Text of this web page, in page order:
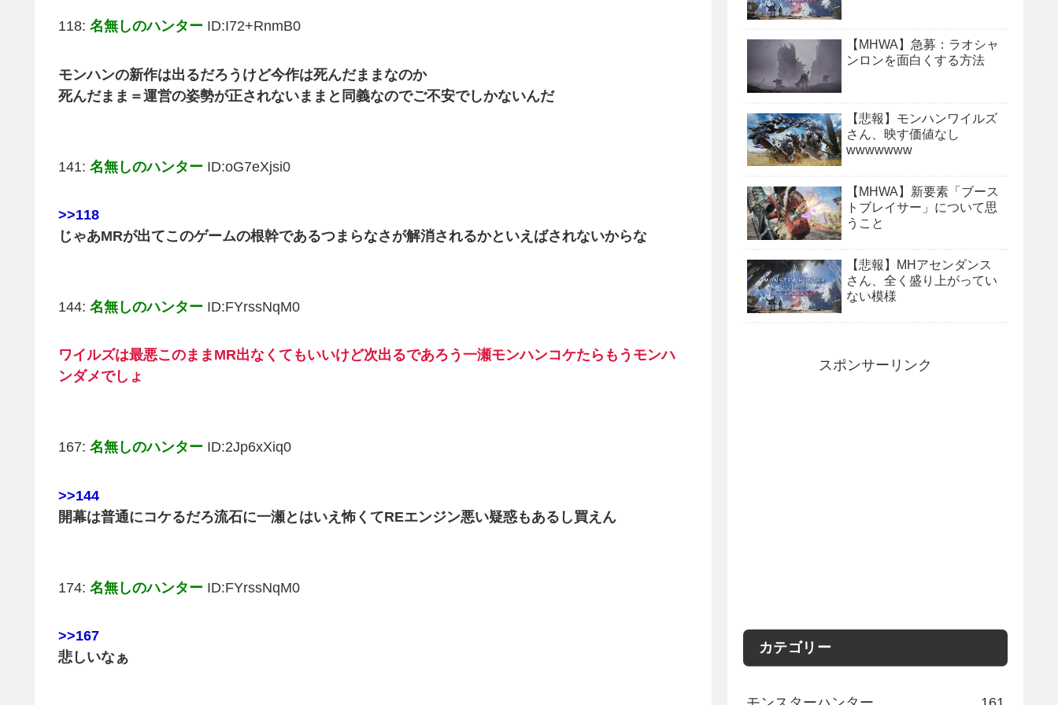
118: 名無しのハンター ID:I72+RnmB0
モンハンの新作は出るだろうけど今作は死んだままなのか
死んだまま＝運営の姿勢が正されないままと同義なのでご不安でしかないんだ
141: 名無しのハンター ID:oG7eXjsi0
>>118
じゃあMRが出てこのゲームの根幹であるつまらなさが解消されるかといえばされないからな
144: 名無しのハンター ID:FYrssNqM0
ワイルズは最悪このままMR出なくてもいいけど次出るであろう一瀬モンハンコケたらもうモンハ
ンダメでしょ
167: 名無しのハンター ID:2Jp6xXiq0
>>144
開幕は普通にコケるだろ流石に一瀬とはいえ怖くてREエンジン悪い疑惑もあるし買えん
174: 名無しのハンター ID:FYrssNqM0
>>167
悲しいなぁ
【MHWA】急募：ラオシャ
ンロンを面白くする方法
【悲報】モンハンワイルズ
さん、映す価値なし
wwwwwww
【MHWA】新要素「ブース
トブレイサー」について思
うこと
【悲報】MHアセンダンス
さん、全く盛り上がってい
ない模様
スポンサーリンク
カテゴリー